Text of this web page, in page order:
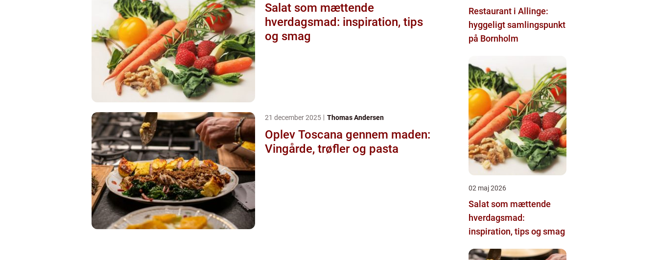
Salat som mættende
hverdagsmad: inspiration, tips
og smag
21 december 2025 Thomas Andersen
Oplev Toscana gennem maden:
Vingårde, trøfler og pasta
Restaurant i Allinge:
hyggeligt samlingspunkt
på Bornholm
02 maj 2026
Salat som mættende
hverdagsmad:
inspiration, tips og smag